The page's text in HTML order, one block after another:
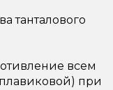
танталового
всем
при